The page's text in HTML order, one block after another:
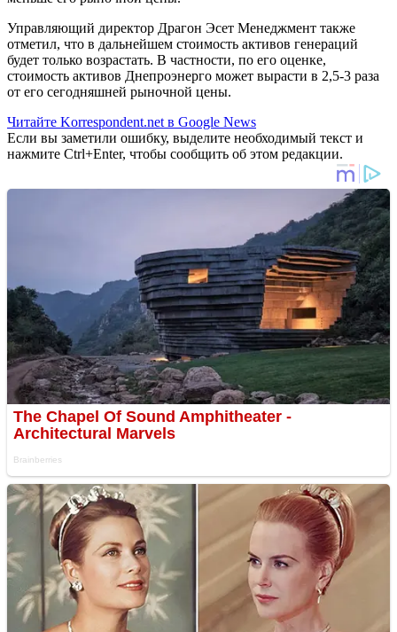
Управляющий директор Драгон Эсет Менеджмент также
отметил, что в дальнейшем стоимость активов генераций
будет только возрастать. В частности, по его оценке,
стоимость активов Днепроэнерго может вырасти в 2,5-3 раза
от его сегодняшней рыночной цены.
Читайте Korrespondent.net в Google News
Если вы заметили ошибку, выделите необходимый текст и
нажмите Ctrl+Enter, чтобы сообщить об этом редакции.